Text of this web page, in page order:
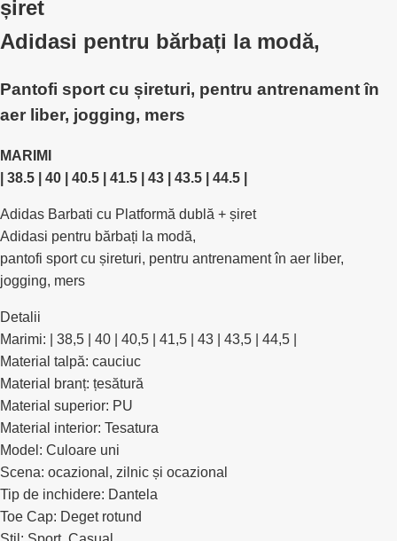
șiret
Adidasi pentru bărbați la modă,
Pantofi sport cu șireturi, pentru antrenament în
aer liber, jogging, mers
MARIMI
| 38.5 | 40 | 40.5 | 41.5 | 43 | 43.5 | 44.5 |
Adidas Barbati cu Platformă dublă + șiret
Adidasi pentru bărbați la modă,
pantofi sport cu șireturi, pentru antrenament în aer liber,
jogging, mers
Detalii
Marimi: | 38,5 | 40 | 40,5 | 41,5 | 43 | 43,5 | 44,5 |
Material talpă: cauciuc
Material branț: țesătură
Material superior: PU
Material interior: Tesatura
Model: Culoare uni
Scena: ocazional, zilnic și ocazional
Tip de inchidere: Dantela
Toe Cap: Deget rotund